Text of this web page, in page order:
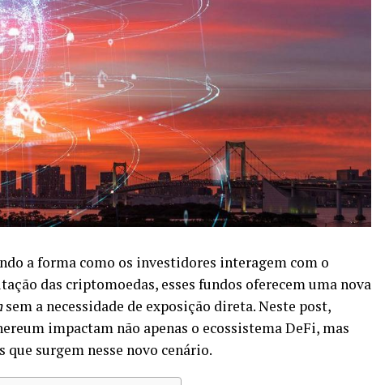
a forma como os investidores interagem com o
das criptomoedas, esses fundos oferecem uma nova
sem a necessidade de exposição direta. Neste post,
impactam não apenas o ecossistema DeFi, mas
surgem nesse novo cenário.